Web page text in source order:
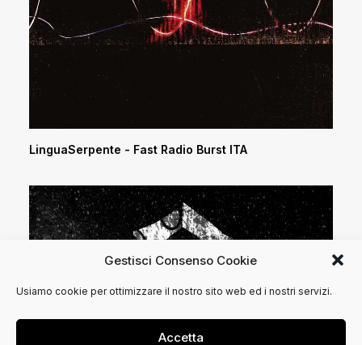
Gestisci Consenso Cookie
Usiamo cookie per ottimizzare il nostro sito web ed i nostri servizi.
Accetta
LinguaSerpente - Fast Radio Burst ITA